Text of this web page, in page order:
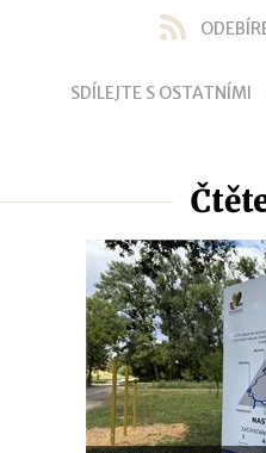
SDÍLEJTE S OSTATNÍMI